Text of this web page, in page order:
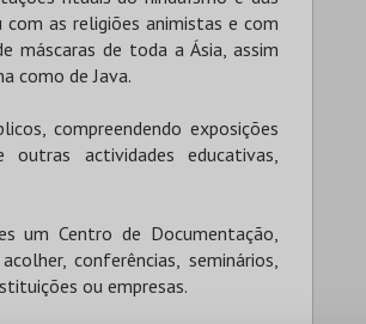
as religiões animistas e com
máscaras de toda a Ásia, assim
como de Java.
compreendendo exposições
outras actividades educativas,
um Centro de Documentação,
conferências, seminários,
ou empresas.